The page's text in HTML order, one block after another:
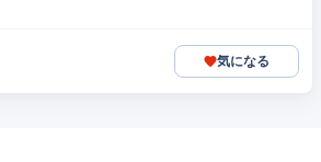
気になる